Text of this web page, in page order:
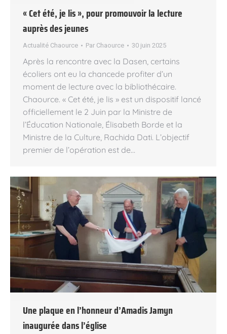
« Cet été, je lis », pour promouvoir la lecture
auprès des jeunes
Actualité Chaource Par Chaource 30 juin 2025
Après la rencontre avec la Dasen, certains
écoliers ont eu la chancede profiter d’un
moment de lecture avec la bibliothécaire.
Chaource. « Cet été, je lis » est un dispositif lancé
officiellement le 2 Juin par la Ministre de
l’Éducation Nationale, Élisabeth Borde et la
Ministre de la Culture, Rachida Dati. L’objectif
premier de l’opération est de…
Une plaque en l’honneur d’Amadis Jamyn
inaugurée dans l’église